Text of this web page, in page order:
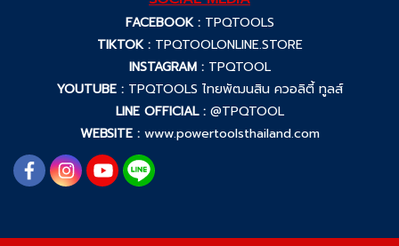
FACEBOOK : TPQTOOLS
TIKTOK : TPQTOOLONLINE.STORE
INSTAGRAM : TPQTOOL
YOUTUBE : TPQTOOLS ไทยพัฒนสิน ควอลิตี้ ทูลส์
LINE OFFICIAL : @TPQTOOL
WEBSITE : www.powertoolsthailand.com